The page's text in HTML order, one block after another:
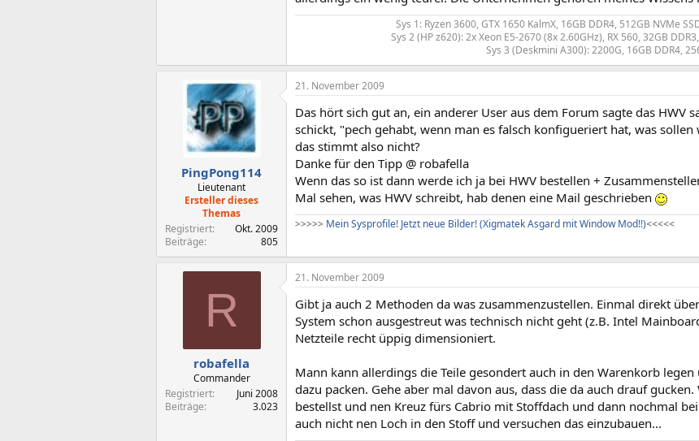
Sys 1: Ryzen 3600, GTX 1650 KalmX, 16GB DDR4, 512GB NVMe
Sys 2 (HP z620): 2x Xeon E5-2670 (8x 2.60GHz), RX 560, 32GB
Sys 3 (Deskmini A300): 2200G, 16GB DDR4,
PingPong114
Lieutenant
Ersteller dieses
Themas
Registriert
Okt. 2009
Beiträge
805
21. November 2009
Das hört sich gut an, ein anderer User aus dem Forum sagte das HWV
schickt, "pech gehabt, wenn man es falsch konfigueriert hat, was
das stimmt also nicht?
Danke für den Tipp @ robafella
Wenn das so ist dann werde ich ja bei HWV bestellen +
Mal sehen, was HWV schreibt, hab denen eine Mail geschrieben
>>>>> Mein Sysprofile! Jetzt neue Bilder! (Xigmatek Asgard mit Window Mod!!)<<<<<
R
robafella
Commander
Registriert
Juni 2008
Beiträge
3.023
21. November 2009
Gibt ja auch 2 Methoden da was zusammenzustellen. Einmal direkt
System schon ausgestreut was technisch nicht geht (z.B. Intel
Netzteile recht üppig dimensioniert.
Mann kann allerdings die Teile gesondert auch in den Warenkorb
dazu packen. Gehe aber mal davon aus, dass die da auch drauf
bestellst und nen Kreuz fürs Cabrio mit Stoffdach und dann nochmal
auch nicht nen Loch in den Stoff und versuchen das einzubauen...